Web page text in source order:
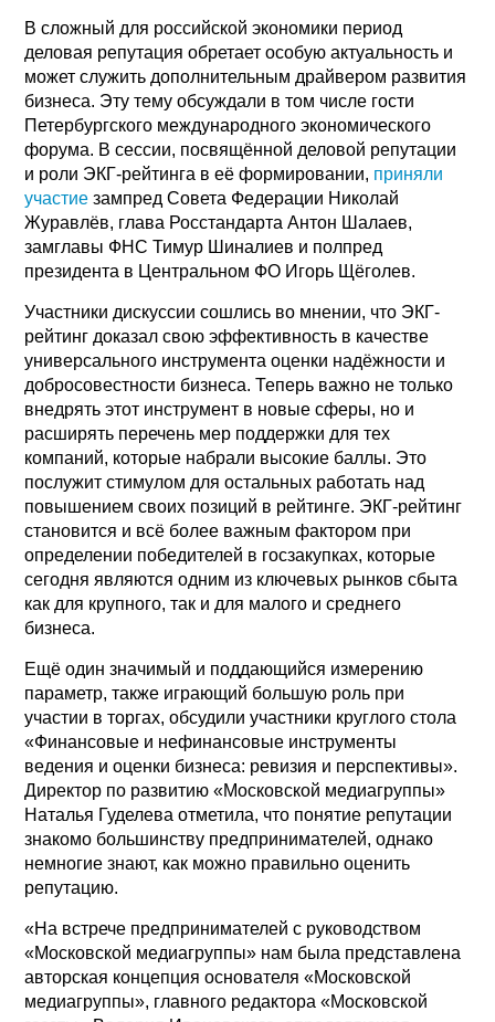
В сложный для российской экономики период
деловая репутация обретает особую актуальность и
может служить дополнительным драйвером развития
бизнеса. Эту тему обсуждали в том числе гости
Петербургского международного экономического
форума. В сессии, посвящённой деловой репутации
и роли ЭКГ-рейтинга в её формировании, приняли
участие зампред Совета Федерации Николай
Журавлёв, глава Росстандарта Антон Шалаев,
замглавы ФНС Тимур Шиналиев и полпред
президента в Центральном ФО Игорь Щёголев.
Участники дискуссии сошлись во мнении, что ЭКГ-
рейтинг доказал свою эффективность в качестве
универсального инструмента оценки надёжности и
добросовестности бизнеса. Теперь важно не только
внедрять этот инструмент в новые сферы, но и
расширять перечень мер поддержки для тех
компаний, которые набрали высокие баллы. Это
послужит стимулом для остальных работать над
повышением своих позиций в рейтинге. ЭКГ-рейтинг
становится и всё более важным фактором при
определении победителей в госзакупках, которые
сегодня являются одним из ключевых рынков сбыта
как для крупного, так и для малого и среднего
бизнеса.
Ещё один значимый и поддающийся измерению
параметр, также играющий большую роль при
участии в торгах, обсудили участники круглого стола
«Финансовые и нефинансовые инструменты
ведения и оценки бизнеса: ревизия и перспективы».
Директор по развитию «Московской медиагруппы»
Наталья Гуделева отметила, что понятие репутации
знакомо большинству предпринимателей, однако
немногие знают, как можно правильно оценить
репутацию.
«На встрече предпринимателей с руководством
«Московской медиагруппы» нам была представлена
авторская концепция основателя «Московской
медиагруппы», главного редактора «Московской